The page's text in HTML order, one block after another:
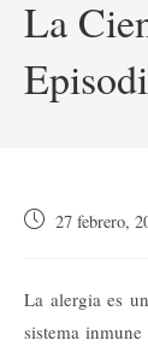
La
Publicación
entrada:
27 febrero,
La alergia es
sistema